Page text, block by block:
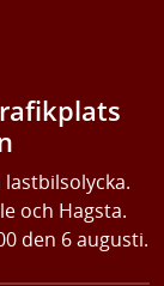
och Hagsta.
den 6 augusti.